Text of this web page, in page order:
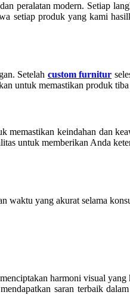
peralatan modern. Setiap
setiap produk yang kami
Setelah custom furnitur
untuk memastikan produk tiba
memastikan keindahan dan
untuk memberikan Anda
waktu yang akurat selama
harmoni visual yang
saran terbaik